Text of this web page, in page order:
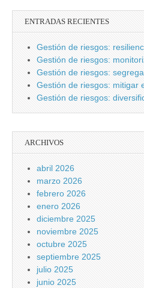
ENTRADAS RECIENTES
Gestión de riesgos:
Gestión de riesgos:
Gestión de riesgos:
Gestión de riesgos: mitigar
Gestión de riesgos:
ARCHIVOS
abril 2026
marzo 2026
febrero 2026
enero 2026
diciembre 2025
noviembre 2025
octubre 2025
septiembre 2025
julio 2025
junio 2025